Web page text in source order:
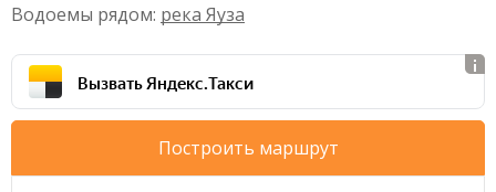
Водоемы рядом: река Яуза
Вызвать Яндекс.Такси
Построить маршрут